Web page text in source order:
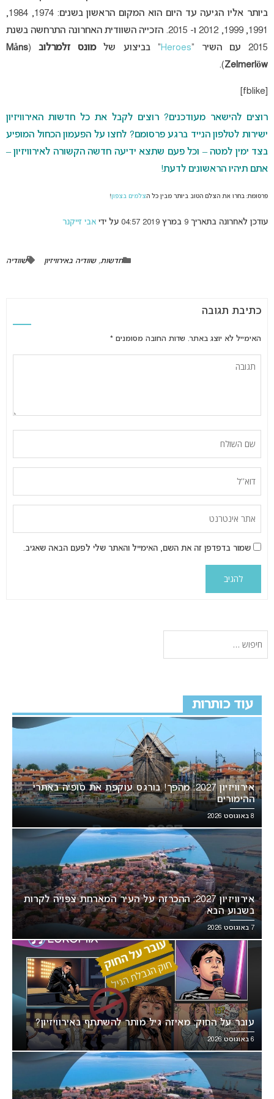
ביותר אליו הגיעה עד היום הוא המקום הראשון בשנים: 1974, 1984,
1991, 1999, 2012 ו- 2015. הזכייה השוודית האחרונה התרחשה בשנת
2015 עם השיר “
Heroes” בביצוע שלמונס זלמרלוב(
Måns
Zelmerlöw
).
רוצים להישאר מעודכנים? רוצים לקבל את כל חדשות האירוויזיון
ישירות לטלפון הנייד ברגע פרסומם? לחצו על הפעמון הכחול המופיע
בצד ימין למטה – וכל פעם שתצא ידיעה חדשה הקשורה לאירוויזיון –
אתם תיהיו הראשונים לדעת!
פרסומת: בחרו את הצלם הטוב ביותר מבין כל הצלמים בצפון!
עודכן לאחרונה בתאריך 9 במרץ 2019 04:57 על ידי אבי זייקנר
חדשות,שוודיה באירוויזיון שוודיה
כתיבת תגובה
האימייל לא יוצג באתר. שדות החובה מסומנים *
שמור בדפדפן זה את השם, האימייל והאתר שלי לפעם הבאה שאגיב.
עוד כותרות
אירוויזיון 2027: מהפך! בורגס עוקפת את סופיה באתרי
ההימורים
8 באוגוסט 2026
אירוויזיון 2027: ההכרזה על העיר המארחת צפויה לקרות
בשבוע הבא
7 באוגוסט 2026
עובר על החוק: מאיזה גיל מותר להשתתף באירוויזיון?
6 באוגוסט 2026